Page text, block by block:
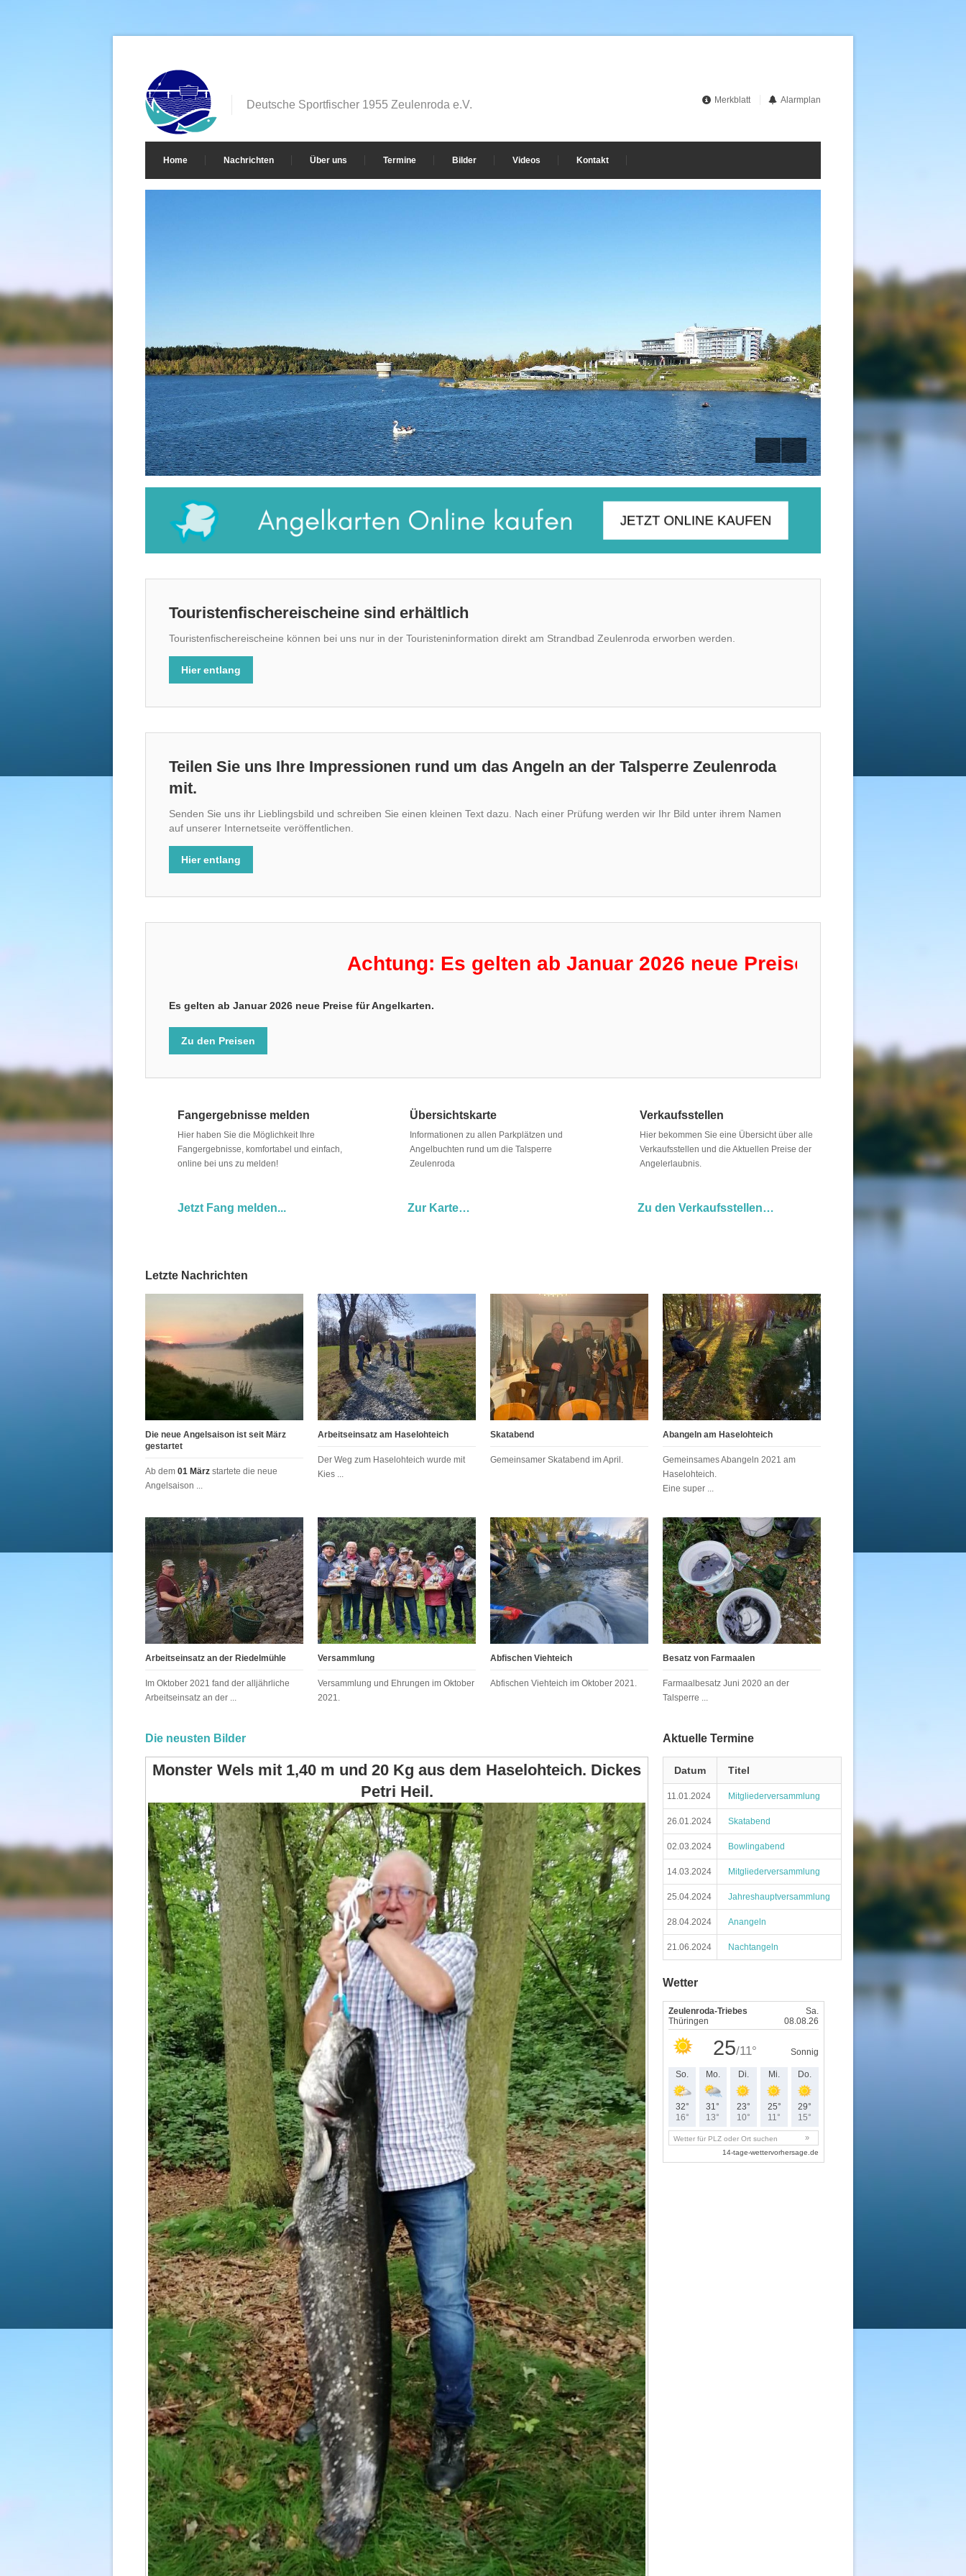
Deutsche Sportfischer 1955 Zeulenroda e.V. Merkblatt Alarmplan
Home Nachrichten Über uns Termine Bilder Videos Kontakt
Touristenfischereischeine sind erhältlich
Touristenfischereischeine können bei uns nur in der Touristeninformation direkt am Strandbad Zeulenroda erworben werden.
Hier entlang
Teilen Sie uns Ihre Impressionen rund um das Angeln an der Talsperre Zeulenroda
mit.
Senden Sie uns ihr Lieblingsbild und schreiben Sie einen kleinen Text dazu. Nach einer Prüfung werden wir Ihr Bild unter ihrem Namen
auf unserer Internetseite veröffentlichen.
Hier entlang
Achtung: Es gelten ab Januar 2026 neue Preise für Angelkarten!
Es gelten ab Januar 2026 neue Preise für Angelkarten.
Zu den Preisen
Fangergebnisse melden
Hier haben Sie die Möglichkeit Ihre
Fangergebnisse, komfortabel und einfach,
online bei uns zu melden!
Jetzt Fang melden...
Übersichtskarte
Informationen zu allen Parkplätzen und
Angelbuchten rund um die Talsperre
Zeulenroda
Zur Karte…
Verkaufsstellen
Hier bekommen Sie eine Übersicht über alle
Verkaufsstellen und die Aktuellen Preise der
Angelerlaubnis.
Zu den Verkaufsstellen…
Letzte Nachrichten
Die neue Angelsaison ist seit März
gestartet
Ab dem 01 März startete die neue
Angelsaison ...
Arbeitseinsatz am Haselohteich
Der Weg zum Haselohteich wurde mit
Kies ...
Skatabend
Gemeinsamer Skatabend im April.
Abangeln am Haselohteich
Gemeinsames Abangeln 2021 am
Haselohteich.
Eine super ...
Arbeitseinsatz an der Riedelmühle
Im Oktober 2021 fand der alljährliche
Arbeitseinsatz an der ...
Versammlung
Versammlung und Ehrungen im Oktober
2021.
Abfischen Viehteich
Abfischen Viehteich im Oktober 2021.
Besatz von Farmaalen
Farmaalbesatz Juni 2020 an der
Talsperre ...
Die neusten Bilder
Monster Wels mit 1,40 m und 20 Kg aus dem Haselohteich. Dickes
Petri Heil.
Aktuelle Termine
Datum Titel
11.01.2024 Mitgliederversammlung
26.01.2024 Skatabend
02.03.2024 Bowlingabend
14.03.2024 Mitgliederversammlung
25.04.2024 Jahreshauptversammlung
28.04.2024 Anangeln
21.06.2024 Nachtangeln
Wetter